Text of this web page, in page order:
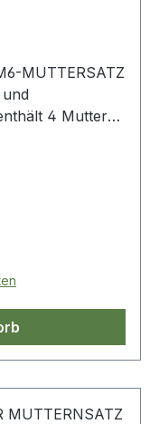
MUTTERSATZ
4 Muttern